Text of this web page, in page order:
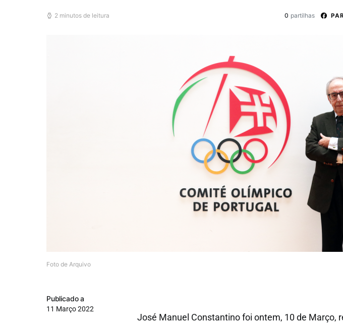
2 minutos de leitura 0 partilhas
Foto de Arquivo
Publicado a
11 Março 2022
José Manuel Constantino foi ontem, 10 de Março,